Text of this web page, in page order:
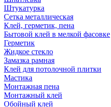
Штукатурка
Сетка металлическая
Клей, герметик, пена
Бытовой клей в мелкой фасовке
Герметик
Жидкое стекло
Замазка рамная
Клей для потолочной плитки
Мастика
Монтажная пена
Монтажный клей
Обойный клей